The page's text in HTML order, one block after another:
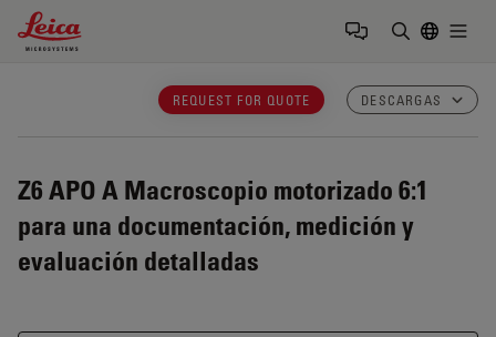
Leica Microsystems Logo
REQUEST FOR QUOTE DESCARGAS
Z6 APO A Macroscopio motorizado 6:1
para una documentación, medición y
evaluación detalladas